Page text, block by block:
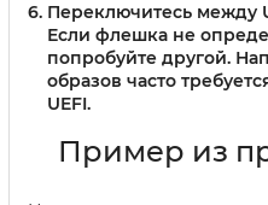
Переключитесь между
Если флешка не
попробуйте другой.
образов часто
UEFI.
Пример из